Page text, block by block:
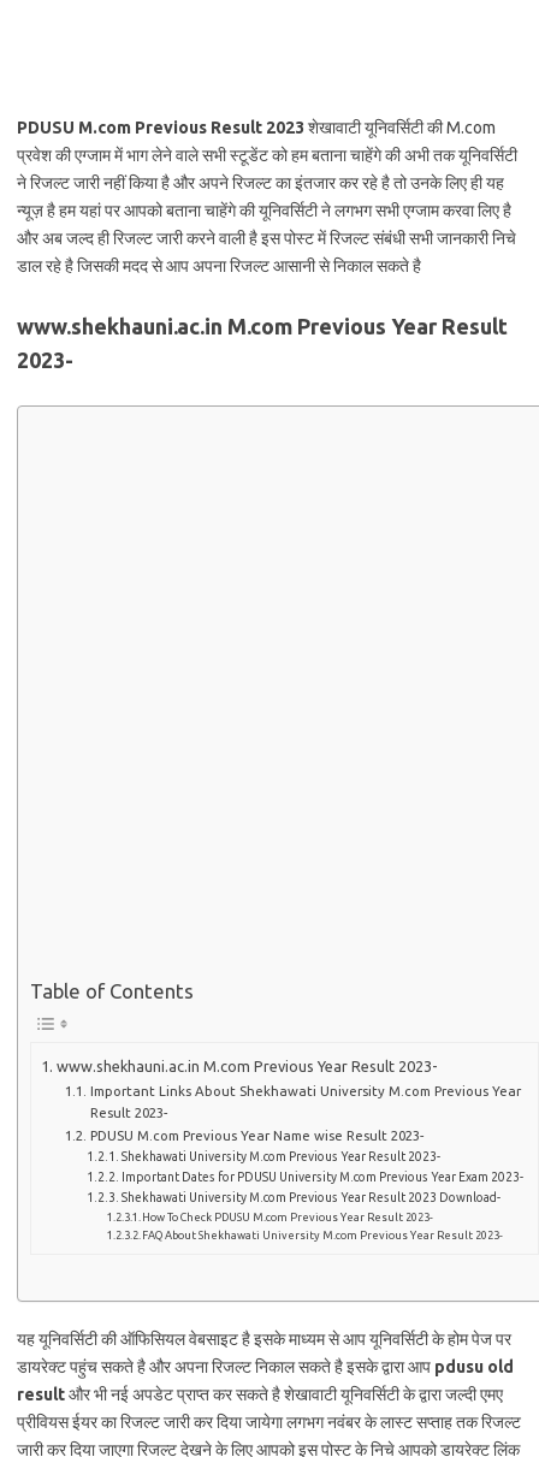
PDUSU M.com Previous Result 2023 शेखावाटी यूनिवर्सिटी की M.com
प्रवेश की एग्जाम में भाग लेने वाले सभी स्टूडेंट को हम बताना चाहेंगे की अभी तक यूनिवर्सिटी
ने रिजल्ट जारी नहीं किया है और अपने रिजल्ट का इंतजार कर रहे है तो उनके लिए ही यह
न्यूज़ है हम यहां पर आपको बताना चाहेंगे की यूनिवर्सिटी ने लगभग सभी एग्जाम करवा लिए है
और अब जल्द ही रिजल्ट जारी करने वाली है इस पोस्ट में रिजल्ट संबंधी सभी जानकारी निचे
डाल रहे है जिसकी मदद से आप अपना रिजल्ट आसानी से निकाल सकते है
www.shekhauni.ac.in M.com Previous Year Result
2023-
Table of Contents
www.shekhauni.ac.in M.com Previous Year Result 2023-
Important Links About Shekhawati University M.com Previous Year
Result 2023-
PDUSU M.com Previous Year Name wise Result 2023-
Shekhawati University M.com Previous Year Result 2023-
Important Dates for PDUSU University M.com Previous Year Exam 2023-
Shekhawati University M.com Previous Year Result 2023 Download-
How To Check PDUSU M.com Previous Year Result 2023-
FAQ About Shekhawati University M.com Previous Year Result 2023-
यह यूनिवर्सिटी की ऑफिसियल वेबसाइट है इसके माध्यम से आप यूनिवर्सिटी के होम पेज पर
डायरेक्ट पहुंच सकते है और अपना रिजल्ट निकाल सकते है इसके द्वारा आप pdusu old
resultऔर भी नई अपडेट प्राप्त कर सकते है शेखावाटी यूनिवर्सिटी के द्वारा जल्दी एमए
प्रीवियस ईयर का रिजल्ट जारी कर दिया जायेगा लगभग नवंबर के लास्ट सप्ताह तक रिजल्ट
जारी कर दिया जाएगा रिजल्ट देखने के लिए आपको इस पोस्ट के निचे आपको डायरेक्ट लिंक